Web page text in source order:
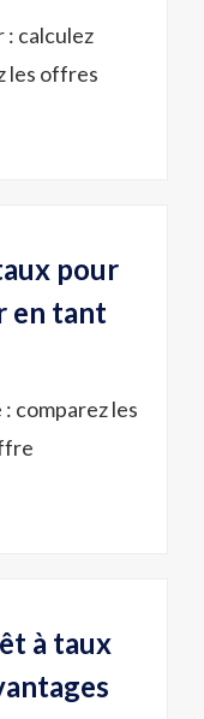
calculez
les offres
pour
en tant
comparez les
à taux